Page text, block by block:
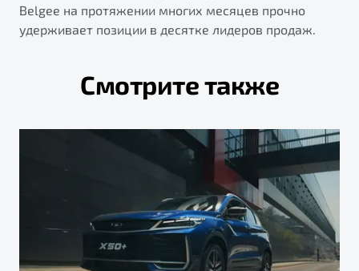
Belgee на протяжении многих месяцев прочно
удерживает позиции в десятке лидеров продаж.
Смотрите также